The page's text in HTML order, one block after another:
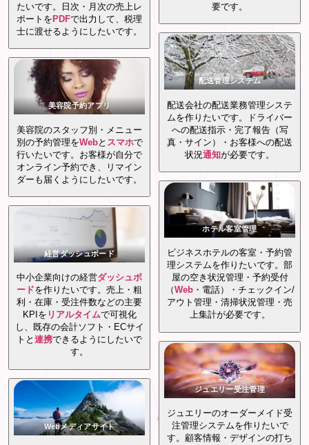
たいです。日次・月次の売上レ
ポートを PDFで出力して、税理
士に渡せるようにしたいです。
美容院予約アプリ
美容院のスタッフ別・メニュー
別の予約管理をWebと スマホで
行いたいです。お客様が自分で
オンライン予約でき、リマイン
ダーも届くようにしたいです。
経営ダッシュボード
中小企業向けの経営ダッシュボ
ードを作りたいです。売上・粗
利・在庫・受注件数などの主要
KPIを リアルタイムで可視化
し、既存の会計ソフト・ECサイ
トと 連携できるようにしたいで
す。
Webメディアサイト
要です。
配送管理システム
配送会社の配送業務管理システ
ムを作りたいです。ドライバー
への配送指示・完了報告（写
真・サイン）・お客様への配送
状況通知が必要です。
ホテル客室管理
ビジネスホテルの客室・予約管
理システムを作りたいです。部
屋の空き状況管理・予約受付
（Web・電話）・チェックイン/
アウト管理・清掃状況管理・売
上集計が必要です。
ジュエリー受注管理
ジュエリーのオーダーメイド受
注管理システムを作りたいで
す。顧客情報・デザインの打ち